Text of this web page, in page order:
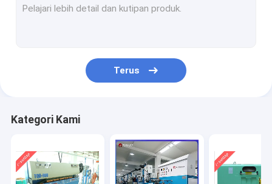
Beranda
Video
Terus
Kategori Kami